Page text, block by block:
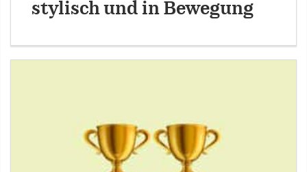
stylisch und in Bewegung